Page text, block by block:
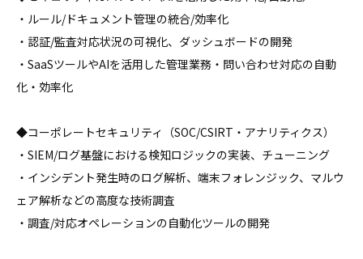
・ルール/ドキュメント管理の統合/効率化
・認証/監査対応状況の可視化、ダッシュボードの開発
・SaaSツールやAIを活用した管理業務・問い合わせ対応の自動
化・効率化
◆コーポレートセキュリティ（SOC/CSIRT・アナリティクス）
・SIEM/ログ基盤における検知ロジックの実装、チューニング
・インシデント発生時のログ解析、端末フォレンジック、マルウ
ェア解析などの高度な技術調査
・調査/対応オペレーションの自動化ツールの開発